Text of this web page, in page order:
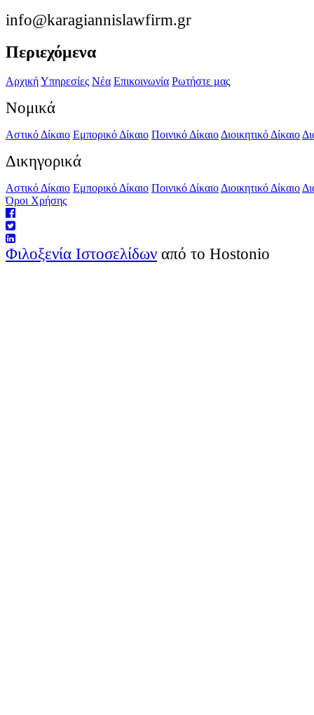
info@karagiannislawfirm.gr
Περιεχόμενα
ΑρχικήΥπηρεσίες Νέα Επικοινωνία Ρωτήστε μας
Νομικά
Αστικό Δίκαιο Εμπορικό Δίκαιο Ποινικό Δίκαιο Διοικητικό Δίκαιο
Δικηγορικά
Αστικό Δίκαιο Εμπορικό Δίκαιο Ποινικό Δίκαιο Διοικητικό Δίκαιο
Όροι Χρήσης
Φιλοξενία Ιστοσελίδων από το Hostonio